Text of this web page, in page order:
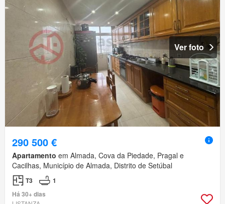
Ver foto
290 500 €
Apartamento em Almada, Cova da Piedade, Pragal e
Cacilhas, Município de Almada, Distrito de Setúbal
T3
1
Há 30+ dias